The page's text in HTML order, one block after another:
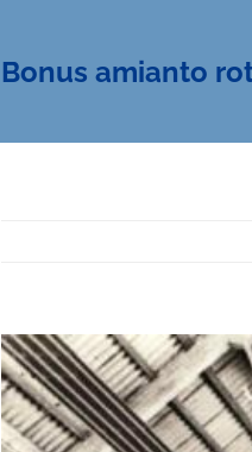
Bonus amianto
Ingrandisci
immagine